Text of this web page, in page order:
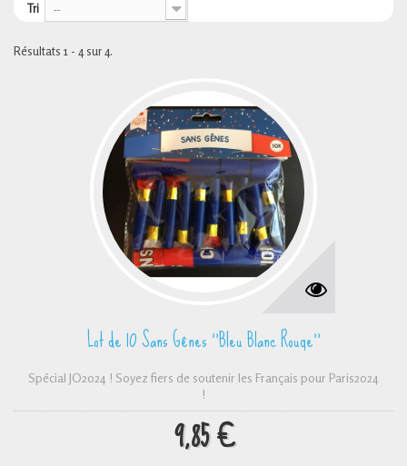
Tri --
Résultats 1 - 4 sur 4.
Lot de 10 Sans Gênes ''Bleu Blanc Rouge''
Spécial JO2024 ! Soyez fiers de soutenir les Français pour Paris2024
!
9,85 €